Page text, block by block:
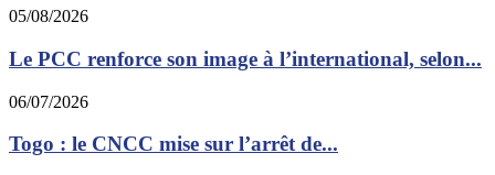
05/08/2026
Le PCC renforce son image à l’international, selon...
06/07/2026
Togo : le CNCC mise sur l’arrêt de...